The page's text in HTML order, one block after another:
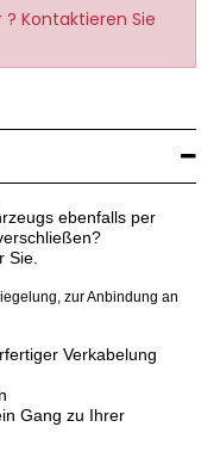
Kontaktieren Sie
ebenfalls per
Sie.
zur Anbindung an
Verkabelung
Gang zu Ihrer